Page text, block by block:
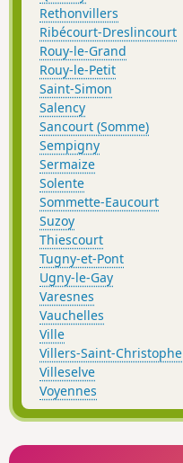
Rethonvillers
Ribécourt-Dreslincourt
Rouy-le-Grand
Rouy-le-Petit
Saint-Simon
Salency
Sancourt (Somme)
Sempigny
Sermaize
Solente
Sommette-Eaucourt
Suzoy
Thiescourt
Tugny-et-Pont
Ugny-le-Gay
Varesnes
Vauchelles
Ville
Villers-Saint-Christophe
Villeselve
Voyennes